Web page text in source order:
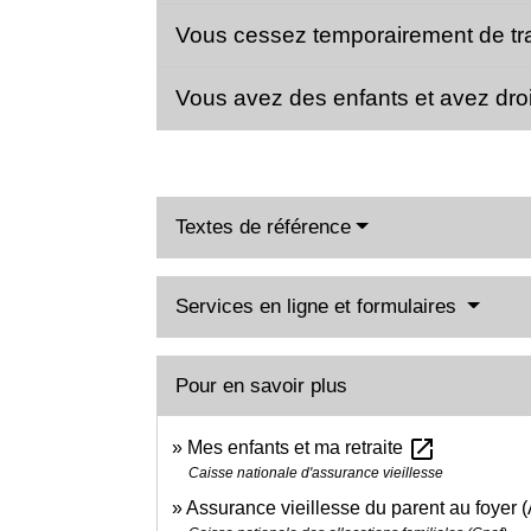
Vous cessez temporairement de
Vous avez des enfants et avez
Textes de référence
Services en ligne et formulaires
Pour en savoir plus
Mes enfants et ma retraite open_in_new
Caisse nationale d'assurance vieillesse
Assurance vieillesse du parent au foyer